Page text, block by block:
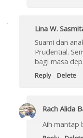
Lina W.
Suami dan
Prudential.
bagi masa
Reply Delete
Rach Alida
Aih mantap